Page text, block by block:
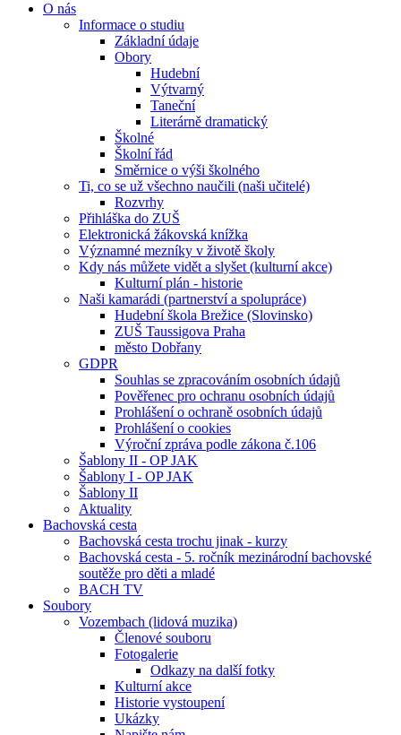
O nás
Informace o studiu
Základní údaje
Obory
Hudební
Výtvarný
Taneční
Literárně dramatický
Školné
Školní řád
Směrnice o výši školného
Ti, co se už všechno naučili (naši učitelé)
Rozvrhy
Přihláška do ZUŠ
Elektronická žákovská knížka
Významné mezníky v životě školy
Kdy nás můžete vidět a slyšet (kulturní akce)
Kulturní plán - historie
Naši kamarádi (partnerství a spolupráce)
Hudební škola Brežice (Slovinsko)
ZUŠ Taussigova Praha
město Dobřany
GDPR
Souhlas se zpracováním osobních údajů
Pověřenec pro ochranu osobních údajů
Prohlášení o ochraně osobních údajů
Prohlášení o cookies
Výroční zpráva podle zákona č.106
Šablony II - OP JAK
Šablony I - OP JAK
Šablony II
Aktuality
Bachovská cesta
Bachovská cesta trochu jinak - kurzy
Bachovská cesta - 5. ročník mezinárodní bachovské
soutěže pro děti a mladé
BACH TV
Soubory
Vozembach (lidová muzika)
Členové souboru
Fotogalerie
Odkazy na další fotky
Kulturní akce
Historie vystoupení
Ukázky